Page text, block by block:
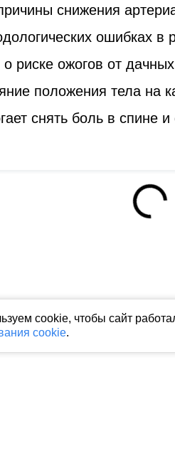
cookie, чтобы сайт
cookie.
снижения
ошибках в
риске ожогов от
положения тела на
снять боль в спине и